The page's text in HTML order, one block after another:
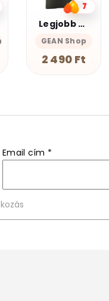
8
Toll
GEAN Shop
2 490 Ft
Email cím *